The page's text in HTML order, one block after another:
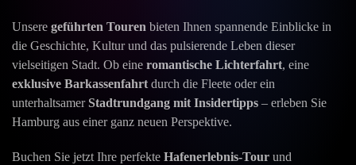
Unsere geführten Touren bieten Ihnen spannende Einblicke in
die Geschichte, Kultur und das pulsierende Leben dieser
vielseitigen Stadt. Ob eine romantische Lichterfahrt, eine
exklusive Barkassenfahrt durch die Fleete oder ein
unterhaltsamerStadtrundgang mit Insidertipps – erleben Sie
Hamburg aus einer ganz neuen Perspektive.
Buchen Sie jetzt Ihre perfekte Hafenerlebnis-Tour und